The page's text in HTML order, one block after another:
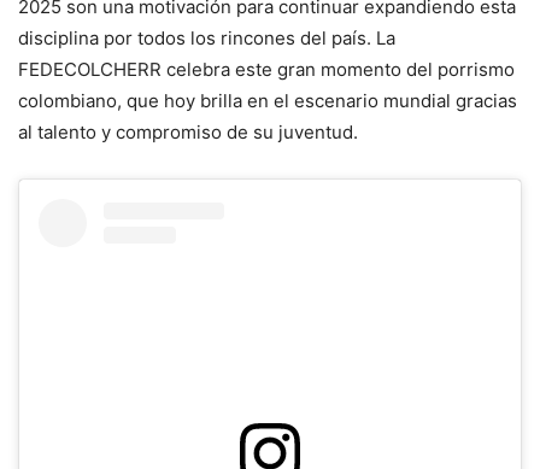
2025 son una motivación para continuar expandiendo esta
disciplina por todos los rincones del país. La
FEDECOLCHERR celebra este gran momento del porrismo
colombiano, que hoy brilla en el escenario mundial gracias
al talento y compromiso de su juventud.